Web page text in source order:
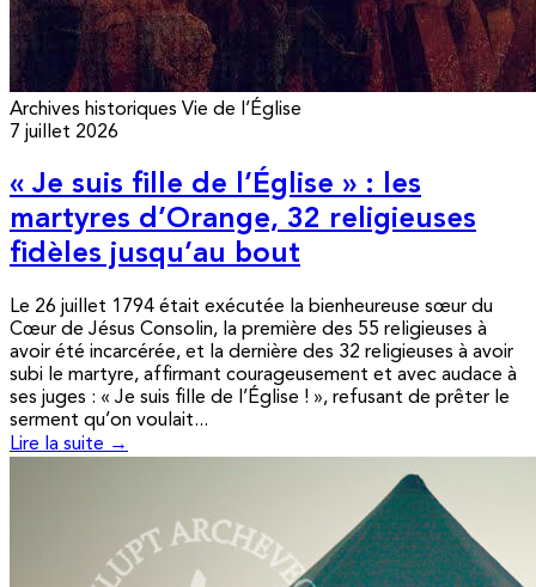
Archives historiques Vie de l’Église
7 juillet 2026
« Je suis fille de l’Église » : les
martyres d’Orange, 32 religieuses
fidèles jusqu’au bout
Le 26 juillet 1794 était exécutée la bienheureuse sœur du
Cœur de Jésus Consolin, la première des 55 religieuses à
avoir été incarcérée, et la dernière des 32 religieuses à avoir
subi le martyre, affirmant courageusement et avec audace à
ses juges : « Je suis fille de l’Église ! », refusant de prêter le
serment qu’on voulait...
Lire la suite →